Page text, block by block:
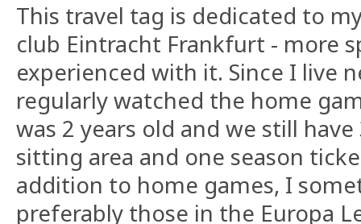
This travel tag is dedicated to
club Eintracht Frankfurt - more
experienced with it. Since I live
regularly watched the home
was 2 years old and we still
sitting area and one season
addition to home games, I
preferably those in the Europa